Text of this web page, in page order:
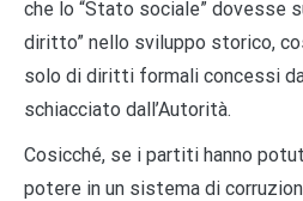
che lo “Stato sociale” dovesse
diritto” nello sviluppo storico,
solo di diritti formali concessi
schiacciato dall’Autorità.
Cosicché, se i partiti hanno
potere in un sistema di